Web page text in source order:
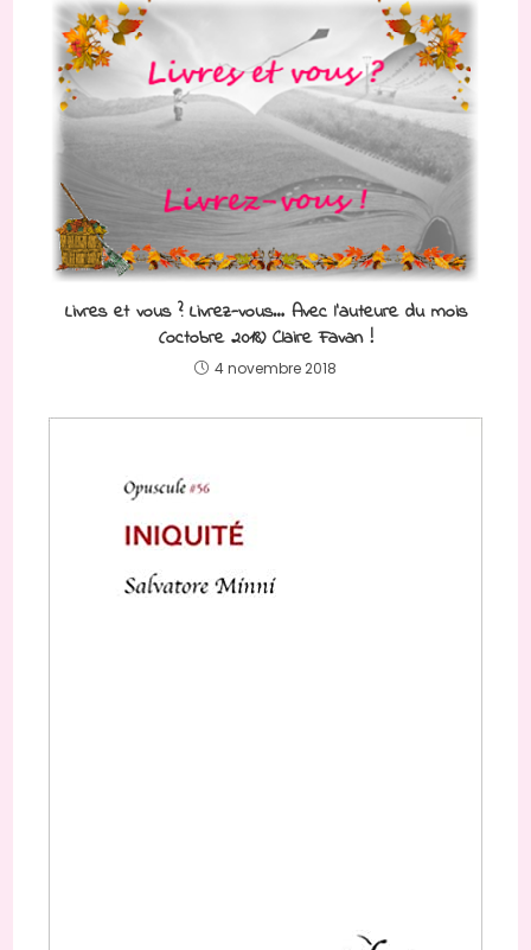
Livres et vous ? Livrez-vous… Avec l’auteure du mois
(octobre 2018) Claire Favan !
4 novembre 2018